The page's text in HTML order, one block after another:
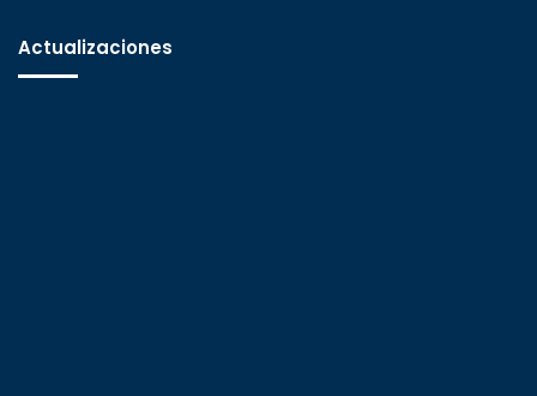
Actualizaciones